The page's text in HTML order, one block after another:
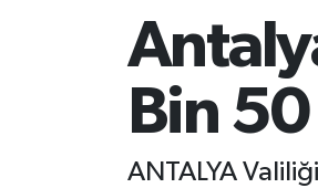
Bin
ANTALYA